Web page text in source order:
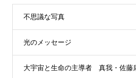
不思議な写真
光のメッセージ
大宇宙と生命の主導者 真我・佐藤